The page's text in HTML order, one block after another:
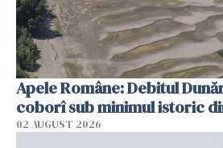
Apele Române: Debitul
coborî sub minimul istoric
02 AUGUST 2026